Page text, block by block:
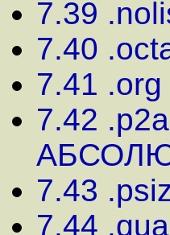
7.39
7.40
7.41
7.42
7.43
7.44